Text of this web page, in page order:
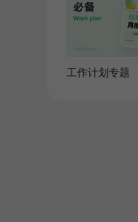
工作计划专题